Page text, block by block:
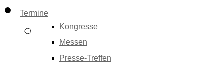
Termine
Kongresse
Messen
Presse-Treffen